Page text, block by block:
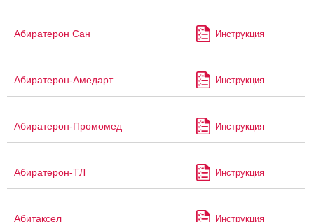
Абиратерон Сан Инструкция
Абиратерон-Амедарт Инструкция
Абиратерон-Промомед Инструкция
Абиратерон-ТЛ Инструкция
Абитаксел Инструкция